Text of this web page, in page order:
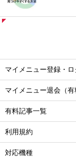
マイメニュー登録・ロ
マイメニュー退会（有
有料記事一覧
利用規約
対応機種